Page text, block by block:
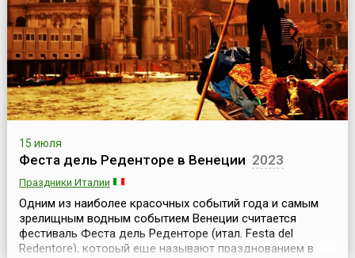
выступления уличных театров и многое другое.
Действие...
15 июля
Феста дель Реденторе в Венеции 2023
Праздники Италии
Одним из наиболее красочных событий года и самым
зрелищным водным событием Венеции считается
фестиваль Феста дель Реденторе (итал. Festa del
Redentore), который еще называют празднованием в